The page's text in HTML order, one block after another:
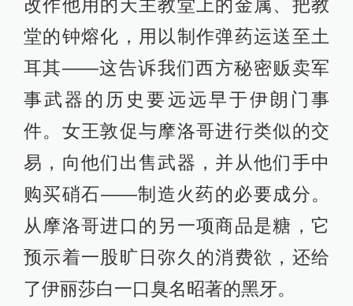
改作他用的天主教堂上的金属、把教
堂的钟熔化，用以制作弹药运送至土
耳其——这告诉我们西方秘密贩卖军
事武器的历史要远远早于伊朗门事
件。女王敦促与摩洛哥进行类似的交
易，向他们出售武器，并从他们手中
购买硝石——制造火药的必要成分。
从摩洛哥进口的另一项商品是糖，它
预示着一股旷日弥久的消费欲，还给
了伊丽莎白一口臭名昭著的黑牙。